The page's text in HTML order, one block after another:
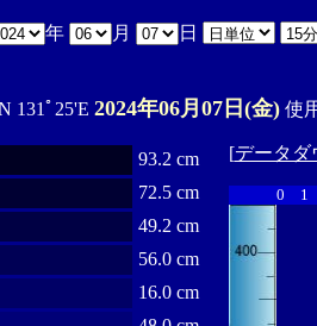
年 月 日
131ﾟ25'E 2024年06月07日(金)使
93.2 cm
72.5 cm
49.2 cm
56.0 cm
16.0 cm
[データダ
0 1